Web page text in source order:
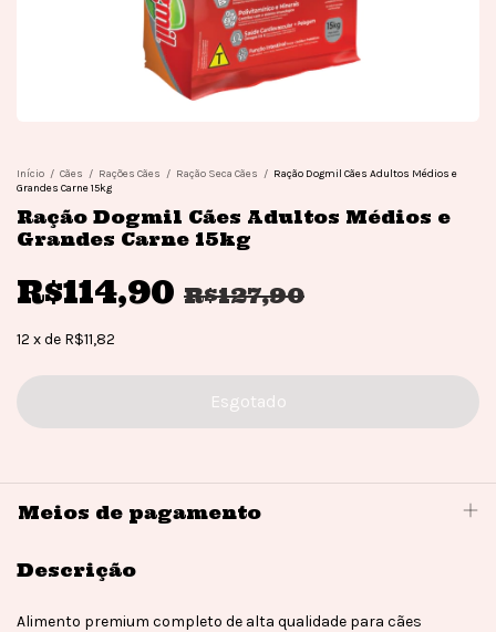
Início / Cães / Rações Cães / Ração Seca Cães / Ração Dogmil Cães Adultos Médios e
Grandes Carne 15kg
Ração Dogmil Cães Adultos Médios e
Grandes Carne 15kg
R$114,90 R$127,90
12 xde R$11,82
Meios de pagamento
Descrição
Alimento premium completo de alta qualidade para cães